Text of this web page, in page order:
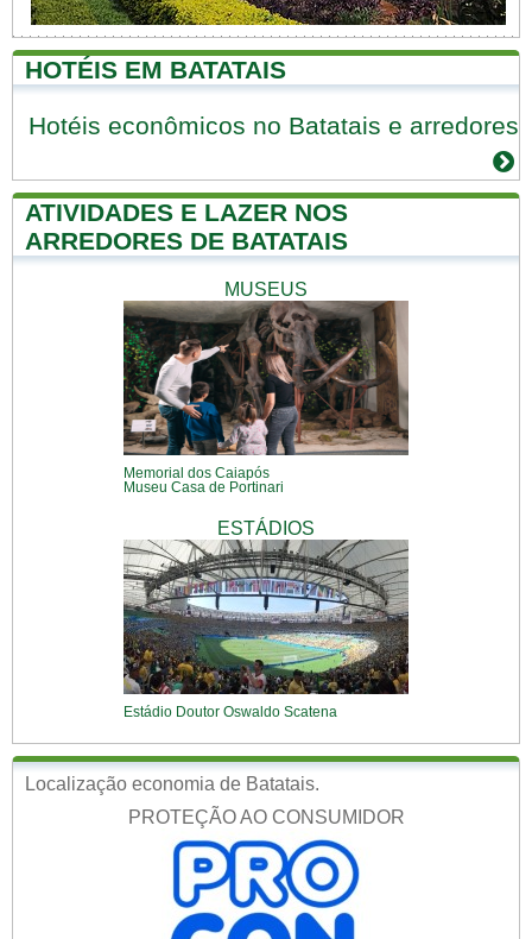
HOTÉIS EM BATATAIS
Hotéis econômicos no Batatais e arredores
ATIVIDADES E LAZER NOS
ARREDORES DE BATATAIS
MUSEUS
Memorial dos Caiapós
Museu Casa de Portinari
ESTÁDIOS
Estádio Doutor Oswaldo Scatena
Localização economia de Batatais.
PROTEÇÃO AO CONSUMIDOR